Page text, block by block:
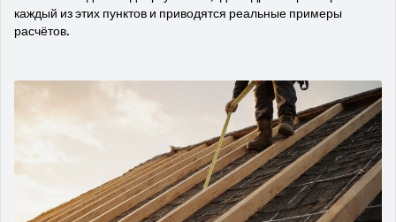
каждый из этих пунктов и приводятся реальные примеры
расчётов.